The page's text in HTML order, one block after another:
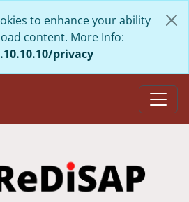
to enhance your ability
content. More Info:
privacy